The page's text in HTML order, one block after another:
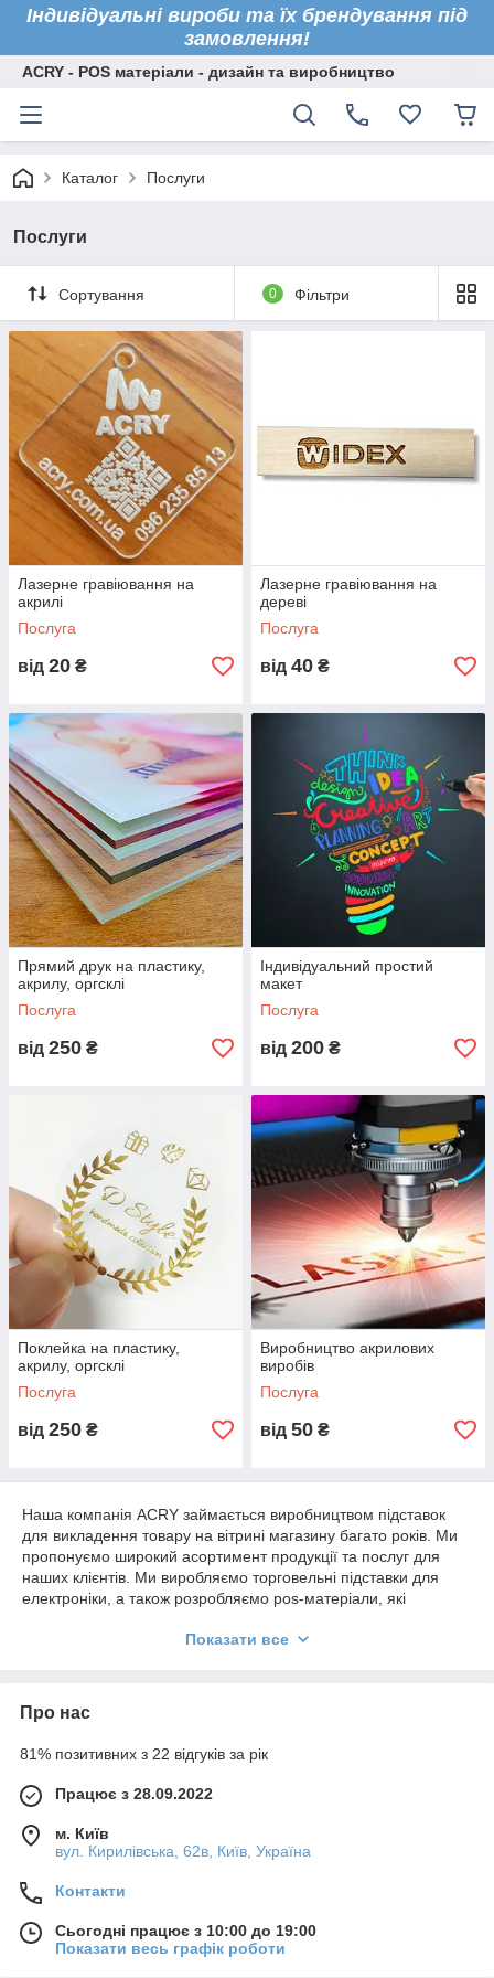
Індивідуальні вироби та їх брендування під
замовлення!
ACRY - POS матеріали - дизайн та виробництво
Каталог Послуги
Послуги
Сортування 0 Фільтри
Лазерне гравіювання на
акрилі
Послуга
від 20 ₴
Лазерне гравіювання на
дереві
Послуга
від 40 ₴
Прямий друк на пластику,
акрилу, оргсклі
Послуга
від 250 ₴
Індивідуальний простий
макет
Послуга
від 200 ₴
Поклейка на пластику,
акрилу, оргсклі
Послуга
від 250 ₴
Виробництво акрилових
виробів
Послуга
від 50 ₴
Наша компанія ACRY займається виробництвом підставок
для викладення товару на вітрині магазину багато років. Ми
пропонуємо широкий асортимент продукції та послуг для
наших клієнтів. Ми виробляємо торговельні підставки для
електроніки, а також розробляємо pos-матеріали, які
Однією з наших послуг є лазерне різання та гравіювання. Ми
неметалеві матеріали. Наша компанія використовує лазерне
точним та довговічним.
Ми також пропонуємо послуги з розробки дизайну підставок
для наших клієнтів. Наша команда професійних дизайнерів
може створити унікальний дизайн підставок, який відповідає
вашим потребам та бренду.
працюємо як з оптовими, так і роздрібними покупцями. Наше
виробництво знаходиться у Києві, але ми пропонуємо
доставку по всій Україні.
Показати все
Про нас
81% позитивних з 22 відгуків за рік
Працює з 28.09.2022
м. Київ
вул. Кирилівська, 62в, Київ, Україна
Контакти
Сьогодні працює з 10:00 до 19:00
Показати весь графік роботи